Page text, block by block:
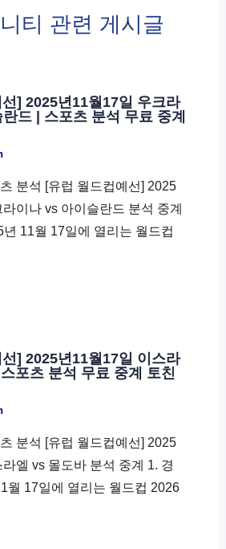
티 관련 게시글
] 2025년11월17일 우크라
드 | 스포츠 분석 무료 중계
분석 [유럽 월드컵예선] 2025
이나 vs 아이슬란드 분석 중계
11월 17일에 열리는 월드컵
] 2025년11월17일 이스라
포츠 분석 무료 중계 토친
분석 [유럽 월드컵예선] 2025
엘 vs 몰도바 분석 중계 1. 경
월 17일에 열리는 월드컵 2026